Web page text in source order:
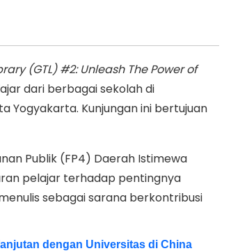
(GTL) #2: Unleash The Power of
dari berbagai sekolah di
Yogyakarta. Kunjungan ini bertujuan
Publik (FP4) Daerah Istimewa
pelajar terhadap pentingnya
sebagai sarana berkontribusi
dengan Universitas di China